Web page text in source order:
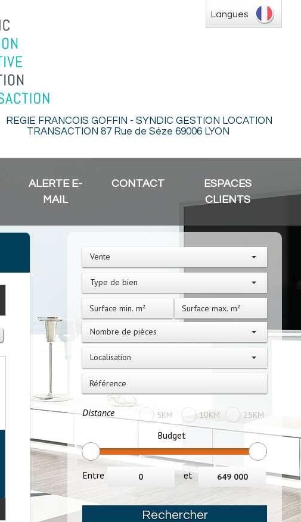
Langues
REGIE FRANCOIS GOFFIN - SYNDIC GESTION LOCATION
TRANSACTION 87 Rue de Sèze 69006 LYON
ALERTE E-
MAIL
CONTACT
ESPACES
CLIENTS
Vente
Type de bien
Nombre de pièces
Localisation
Distance 5KM 10KM 25KM
Budget
Entre et
Rechercher